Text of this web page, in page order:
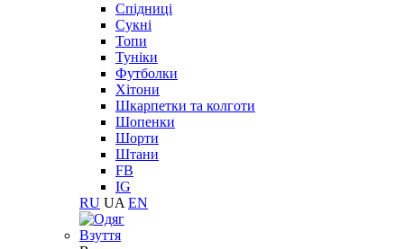
Спідниці
Сукні
Топи
Туніки
Футболки
Хітони
Шкарпетки та колготи
Шопенки
Шорти
Штани
FB
IG
RU UA EN
Взуття